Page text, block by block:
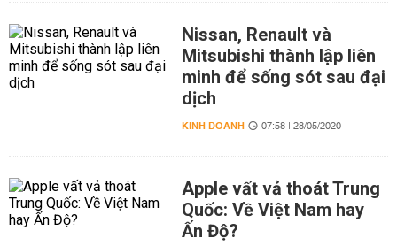
Nissan, Renault và
Mitsubishi thành lập liên
minh để sống sót sau đại
dịch
KINH DOANH 07:58 | 28/05/2020
Apple vất vả thoát Trung
Quốc: Về Việt Nam hay
Ấn Độ?